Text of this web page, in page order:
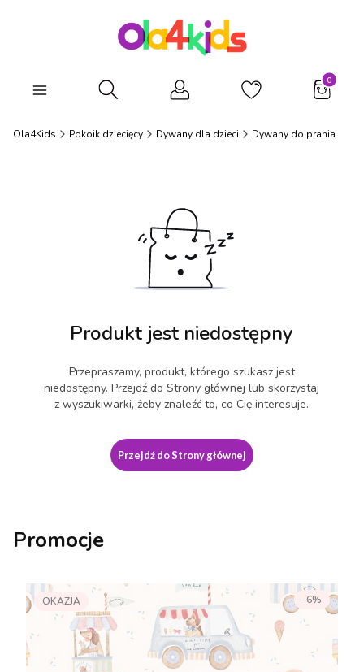
Otwórz wyszukiwarkę
Ola4Kids Pokoik dziecięcy Dywany dla dzieci Dywany do prania
Produkt jest niedostępny
Przepraszamy, produkt, którego szukasz jest
niedostępny. Przejdź do Strony głównej lub skorzystaj
z wyszukiwarki, żeby znaleźć to, co Cię interesuje.
Przejdź do Strony głównej
Promocje
OKAZJA -6%